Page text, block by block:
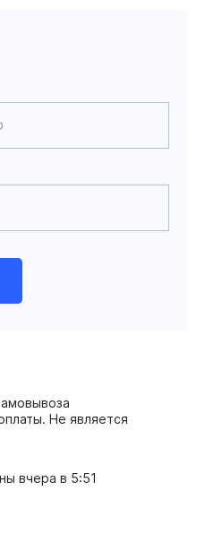
Не является
вчера в 5:51